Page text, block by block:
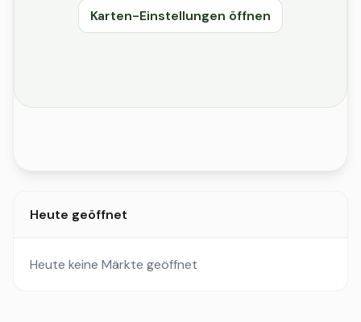
Karten-Einstellungen öffnen
Heute geöffnet
Heute keine Märkte geöffnet